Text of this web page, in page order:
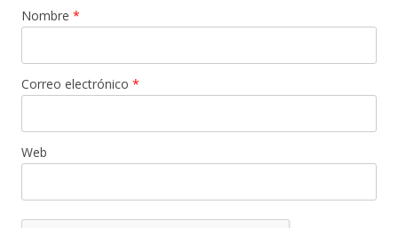
Nombre *
Correo electrónico *
Web